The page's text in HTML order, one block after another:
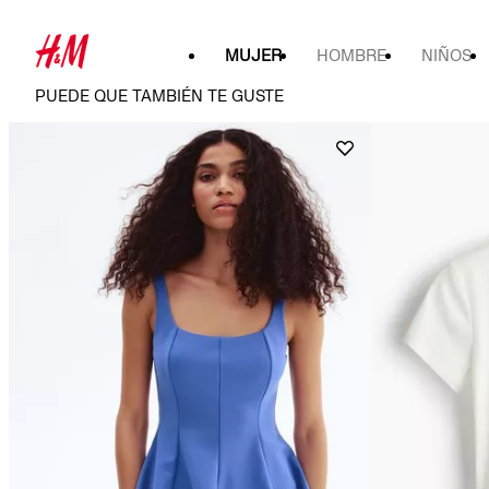
MUJER HOMBRE NIÑOS
PUEDE QUE TAMBIÉN TE GUSTE